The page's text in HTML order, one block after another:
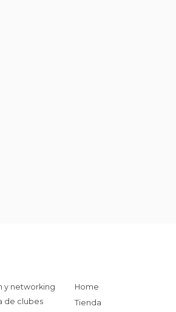
y networking
de clubes
Home
Tienda